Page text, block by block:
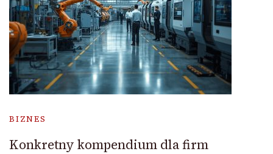
BIZNES
Konkretny kompendium dla firm